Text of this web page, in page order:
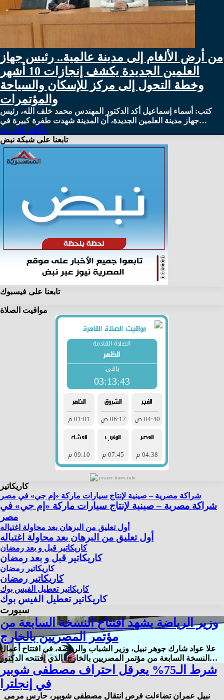
من أرض الألغام إلى مدينة عالمية.. رئيس جهاز
العلمين الجديدة يكشف إنجازات 10 أشهر
وخطة التحول إلى مركز للإسكان والسياحة
والمؤتمرات
كتب: أسماء إسماعيل أكد الدكتور المهندس محمد خلف الله، رئيس
جهاز مدينة العلمين الجديدة، أن المدينة شهدت طفرة كبيرة في…
أكمل القراءة »
تابعنا على شبكة نبض
تابعنا على فيسبوك
مواقيت الصلاة
prayer-times.info
كاريكاتير
شراكة مصرية – صينية لإنتاج سيارات ماركة «إم جي» في مصر
شراكة مصرية – صينية لإنتاج سيارات ماركة «إم جي» في
مصر
أول تعليق من البرهان بعد محاولة اغتياله
أول تعليق من البرهان بعد محاولة اغتياله
كاريكاتير قبل و بعد رمضان
كاريكاتير قبل و بعد رمضان
كاريكاتير رمضان
كاريكاتير رمضان
كاريكاتير تعطيل الفيس بوك
كاريكاتير تعطيل الفيس بوك
سبورت
وزير الرياضة يشهد افتتاح النسخة السابعة من
مؤتمر المصريين بالخارج
علا عواد شارك جوهر نبيل، وزير الشباب والرياضة، في افتتاح أعمال
النسخة السابعة من مؤتمر المصريين بالخارج، الذي افتتحه الدكتور…
شرط الـ75% يعرقل احتراف مصطفى شوبير
في إنجلترا